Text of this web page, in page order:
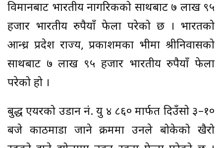
विमानबाट भारतीय नागरिकको साथबाट ७ लाख ९५
हजार भारतीय रुपैयाँ फेला परेको छ । भारतको
आन्ध्र प्रदेश राज्य, प्रकाशमका भीमा श्रीनिवासको
साथबाट ७ लाख ९५ हजार भारतीय रुपैयाँ फेला
परेको हो ।
बुद्ध एयरको उडान नं. यु ४ ८६० मार्फत दिउँसो ३–१०
बजे काठमाडौं जाने क्रममा उनले बोकेको खैरो